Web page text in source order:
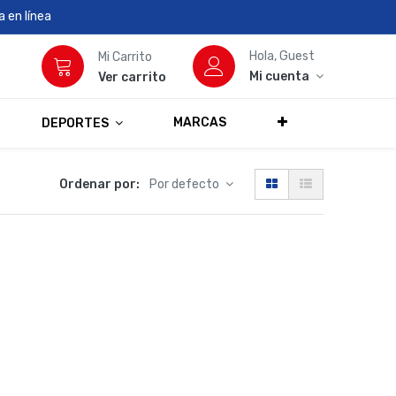
en línea
Mi Carrito
Ver carrito
Hola, Guest
Mi cuenta
DEPORTES MARCAS
Ordenar por: Por defecto